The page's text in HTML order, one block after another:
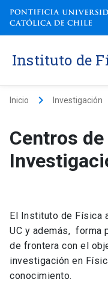
Instituto de
Inicio keyboard_arrow_right Investigación
Centros de
El Instituto de Física
UC y además, forma
de frontera con el
investigación en
conocimiento.